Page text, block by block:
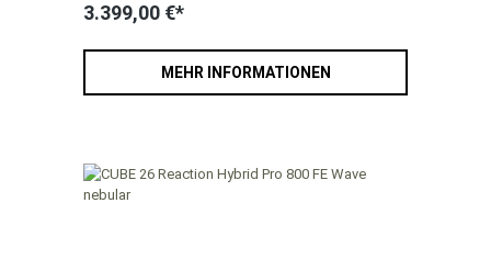
3.399,00 €*
MEHR INFORMATIONEN